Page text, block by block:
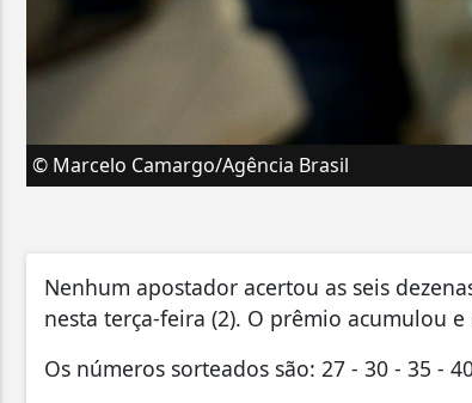
© Marcelo Camargo/Agência Brasil
Nenhum apostador acertou as seis
nesta terça-feira (2). O prêmio acumulou
Os números sorteados são: 27 - 30 - 35 -